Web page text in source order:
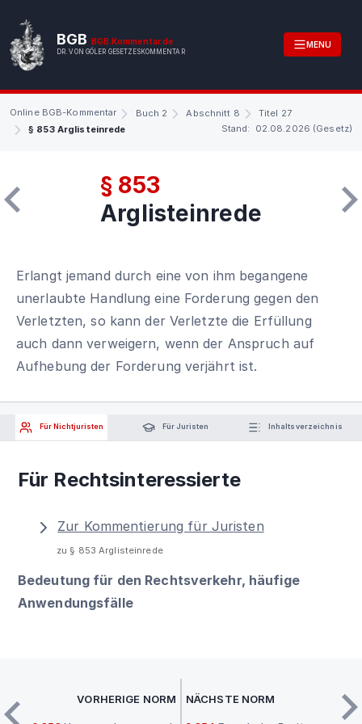
BGB BGB.Kommentar.de
DR. VON GÖLER GESETZESKOMMENTAR
MENU
Online BGB-Kommentar Buch 2 Abschnitt 8
Titel 27
§ 853 Arglisteinrede
Stand: 02.08.2026 (Gesetz)
§ 853
Arglisteinrede
Erlangt jemand durch eine von ihm begangene
unerlaubte Handlung eine Forderung gegen den
Verletzten, so kann der Verletzte die Erfüllung
auch dann verweigern, wenn der Anspruch auf
Aufhebung der Forderung verjährt ist.
Für Nichtjuristen Für Juristen Inhaltsverzeichnis
Für Rechtsinteressierte
Zur Kommentierung für Juristen
zu § 853 Arglisteinrede
Bedeutung für den Rechtsverkehr, häufige
Anwendungsfälle
VORHERIGE NORM NÄCHSTE NORM